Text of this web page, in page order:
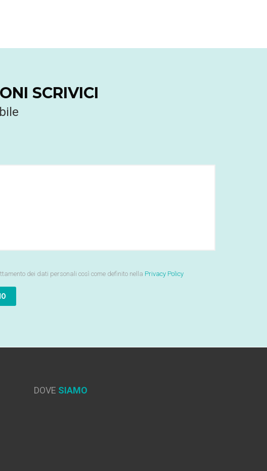
SCRIVICI
dei dati personali così come definito nella Privacy Policy
DOVE SIAMO